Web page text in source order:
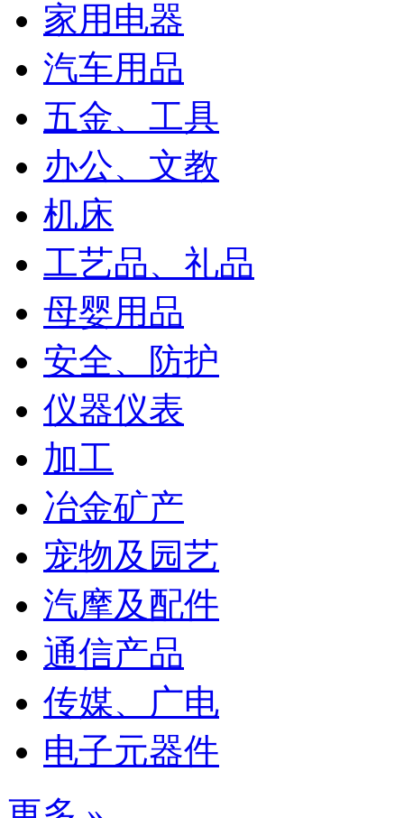
家用电器
汽车用品
五金、工具
办公、文教
机床
工艺品、礼品
母婴用品
安全、防护
仪器仪表
加工
冶金矿产
宠物及园艺
汽摩及配件
通信产品
传媒、广电
电子元器件